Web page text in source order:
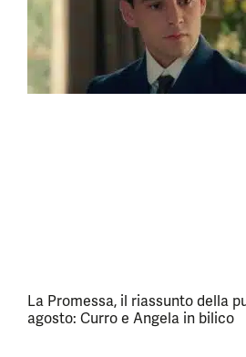
La Promessa, il riassunto della
agosto: Curro e Angela in bilico